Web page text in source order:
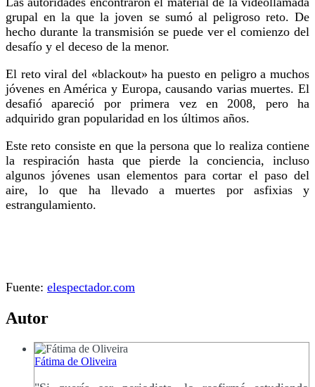
grupal en la que la joven se sumó al peligroso reto. De
hecho durante la transmisión se puede ver el comienzo del
desafío y el deceso de la menor.
El reto viral del «blackout» ha puesto en peligro a muchos
jóvenes en América y Europa, causando varias muertes. El
desafió apareció por primera vez en 2008, pero ha
adquirido gran popularidad en los últimos años.
Este reto consiste en que la persona que lo realiza contiene
la respiración hasta que pierde la conciencia, incluso
algunos jóvenes usan elementos para cortar el paso del
aire, lo que ha llevado a muertes por asfixias y
estrangulamiento.
Fuente: elespectador.com
Autor
Fátima de Oliveira